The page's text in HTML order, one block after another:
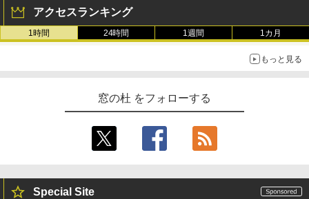
アクセスランキング
1時間 24時間 1週間 1カ月
もっと見る
窓の杜 をフォローする
Special Site